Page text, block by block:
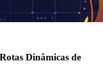
Dinâmicas de